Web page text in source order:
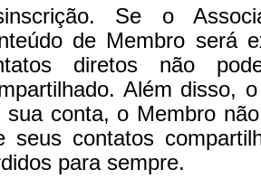
Se o
de Membro será
diretos não
Além disso,
sua conta, o Membro
seus contatos
para sempre.